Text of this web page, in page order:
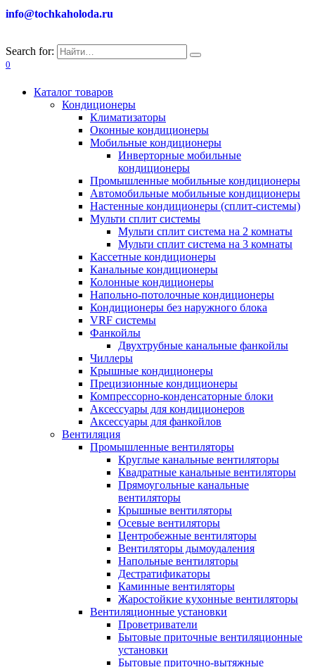
info@tochkaholoda.ru
Search for:
0
Каталог товаров
Кондиционеры
Климатизаторы
Оконные кондиционеры
Мобильные кондиционеры
Инверторные мобильные
кондиционеры
Промышленные мобильные кондиционеры
Автомобильные мобильные кондиционеры
Настенные кондиционеры (сплит-системы)
Мульти сплит системы
Мульти сплит система на 2 комнаты
Мульти сплит система на 3 комнаты
Кассетные кондиционеры
Канальные кондиционеры
Колонные кондиционеры
Напольно-потолочные кондиционеры
Кондиционеры без наружного блока
VRF системы
Фанкойлы
Двухтрубные канальные фанкойлы
Чиллеры
Крышные кондиционеры
Прецизионные кондиционеры
Компрессорно-конденсаторные блоки
Аксессуары для кондиционеров
Аксессуары для фанкойлов
Вентиляция
Промышленные вентиляторы
Круглые канальные вентиляторы
Квадратные канальные вентиляторы
Прямоугольные канальные
вентиляторы
Крышные вентиляторы
Осевые вентиляторы
Центробежные вентиляторы
Вентиляторы дымоудаления
Напольные вентиляторы
Дестратификаторы
Каминные вентиляторы
Жаростойкие кухонные вентиляторы
Вентиляционные установки
Проветриватели
Бытовые приточные вентиляционные
установки
Бытовые приточно-вытяжные